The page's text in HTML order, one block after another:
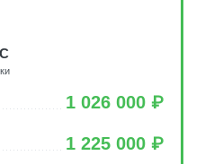
1 026 000 ₽
1 225 000 ₽